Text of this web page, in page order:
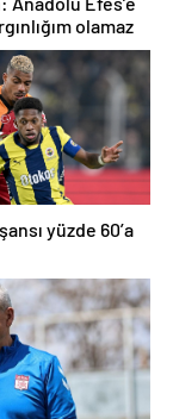
olamaz
yüzde 60’a